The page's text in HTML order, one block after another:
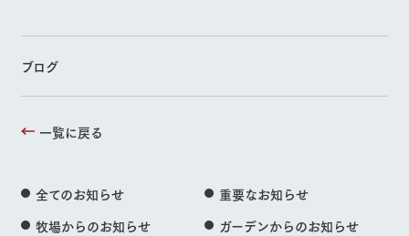
ブログ
一覧に戻る
全てのお知らせ
重要なお知らせ
牧場からのお知らせ
ガーデンからのお知らせ